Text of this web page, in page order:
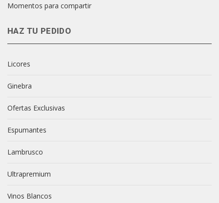
Momentos para compartir
HAZ TU PEDIDO
Licores
Ginebra
Ofertas Exclusivas
Espumantes
Lambrusco
Ultrapremium
Vinos Blancos